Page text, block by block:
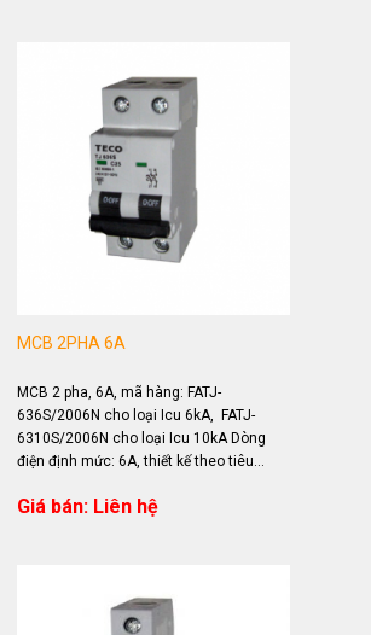
MCB 2PHA 6A
MCB 2 pha, 6A, mã hàng: FATJ-
636S/2006N cho loại Icu 6kA, FATJ-
6310S/2006N cho loại Icu 10kA Dòng
điện định mức: 6A, thiết kế theo tiêu
Giá bán: Liên hệ